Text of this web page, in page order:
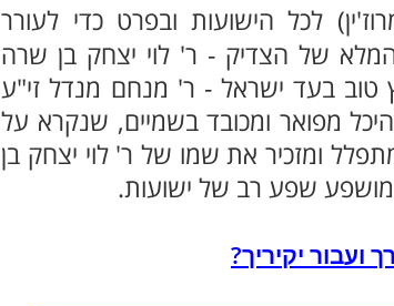
לכל הישועות ובפרט כדי לעורר
של הצדיק - ר' לוי יצחק בן שרה
טוב בעד ישראל - ר' מנחם מנדל זי"ע
מפואר ומכובד בשמיים, שנקרא על
ומזכיר את שמו של ר' לוי יצחק בן
שפע רב של ישועות.
יקיריך?